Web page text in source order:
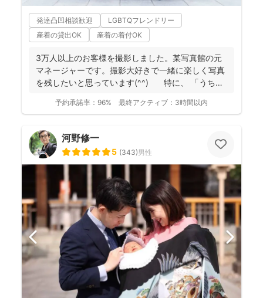
発達凸凹相談歓迎
LGBTQフレンドリー
産着の貸出OK
産着の着付OK
3万人以上のお客様を撮影しました。某写真館の元
マネージャーです。撮影大好きで一緒に楽しく写真
を残したいと思っています(^^) 特に、 「うち
予約承諾率： 96% 最終アクティブ： 3時間以内
河野修一
5 (343)男性